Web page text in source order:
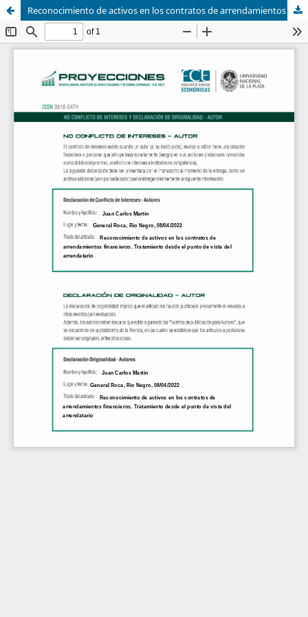
Reconocimiento de activos en los contratos de arrendamientos financieros. Tratamiento desde el punto de vista del arrendatario